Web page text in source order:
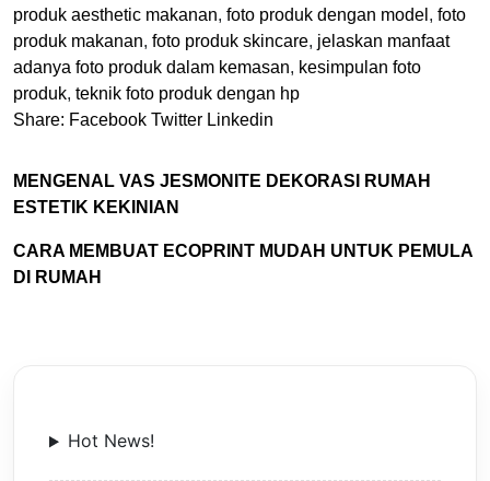
produk aesthetic makanan, foto produk dengan model , foto
produk makanan, foto produk skincare, jelaskan manfaat
adanya foto produk dalam kemasan, kesimpulan foto
produk, teknik foto produk dengan hp
Share: Facebook Twitter Linkedin
MENGENAL VAS JESMONITE DEKORASI RUMAH
ESTETIK KEKINIAN
CARA MEMBUAT ECOPRINT MUDAH UNTUK PEMULA
DI RUMAH
Hot News!